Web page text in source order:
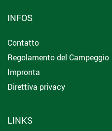
INFOS
Contatto
Regolamento del Campeggio
Impronta
Direttiva privacy
LINKS